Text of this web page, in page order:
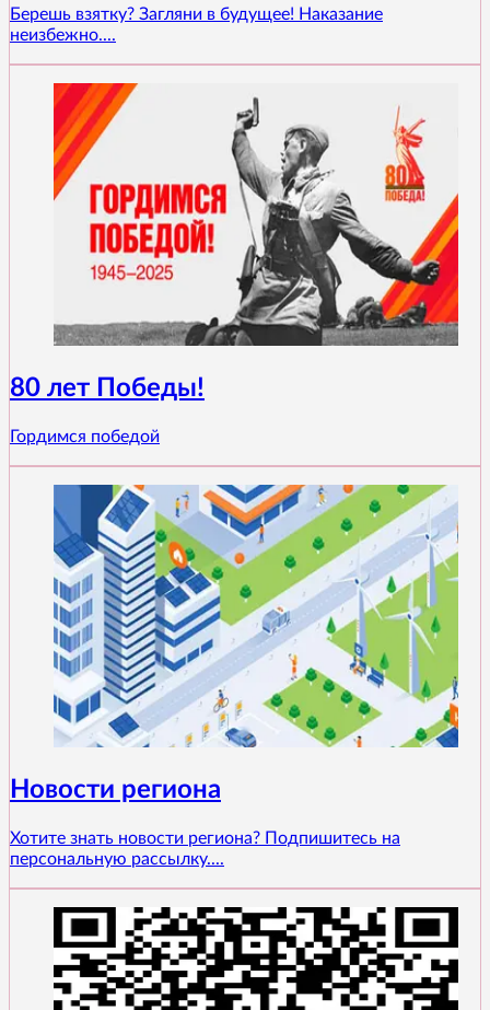
Берешь взятку? Загляни в будущее! Наказание
неизбежно....
80 лет Победы!
Гордимся победой
Новости региона
Хотите знать новости региона? Подпишитесь на
персональную рассылку....